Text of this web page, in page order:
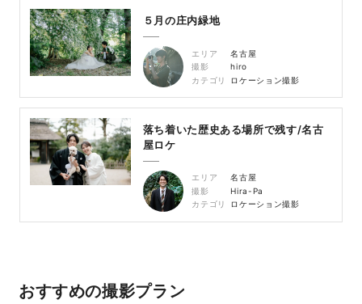
５月の庄内緑地
エリア
名古屋
撮影
hiro
カテゴリ
ロケーション撮影
落ち着いた歴史ある場所で残す/名古
屋ロケ
エリア
名古屋
撮影
Hira-Pa
カテゴリ
ロケーション撮影
おすすめの撮影プラン